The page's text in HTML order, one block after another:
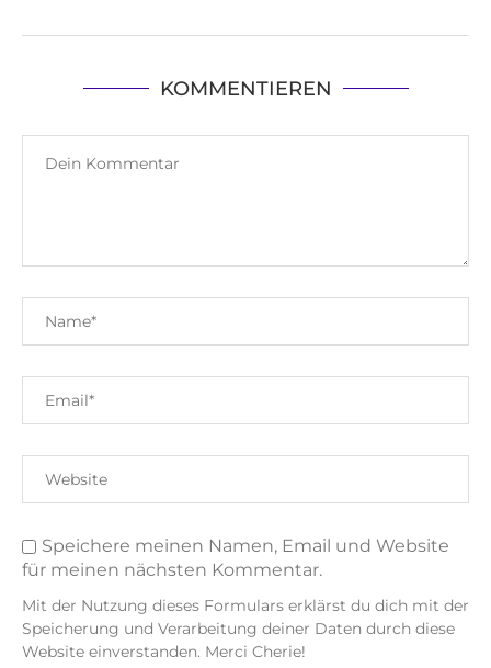
KOMMENTIEREN
Speichere meinen Namen, Email und Website
für meinen nächsten Kommentar.
Mit der Nutzung dieses Formulars erklärst du dich mit der
Speicherung und Verarbeitung deiner Daten durch diese
Website einverstanden. Merci Cherie!